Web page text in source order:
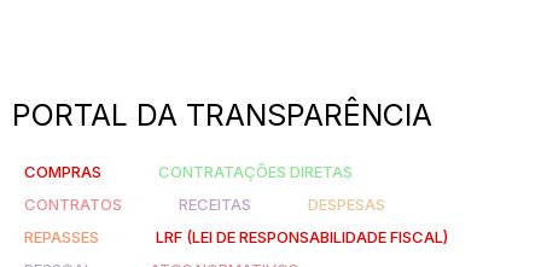
PORTAL DA TRANSPARÊNCIA
COMPRAS
CONTRATAÇÕES DIRETAS
CONTRATOS
RECEITAS
DESPESAS
REPASSES
LRF (LEI DE RESPONSABILIDADE FISCAL)